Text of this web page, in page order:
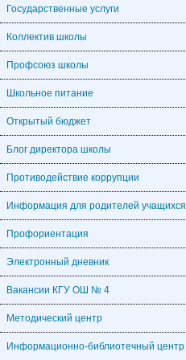
Государственные услуги
Коллектив школы
Профсоюз школы
Школьное питание
Открытый бюджет
Блог директора школы
Противодействие коррупции
Информация для родителей учащихся
Профориентация
Электронный дневник
Вакансии КГУ ОШ № 4
Методический центр
Информационно-библиотечный центр